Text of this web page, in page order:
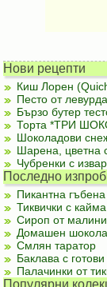
Нови рецепти
Киш Лорен
Песто от
Бързо бутер
Торта *ТРИ
Шоколадови
Шарена, цветна
Чубренки с
Последно
Пикантна гъбена
Тиквички с
Сироп от
Домашен
Смлян таратор
Баклава с
Палачинки от
Популярни